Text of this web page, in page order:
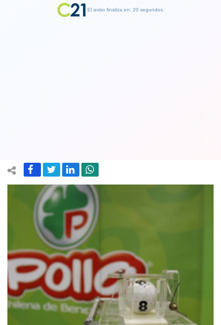
El aviso finaliza en: 19 segundos.